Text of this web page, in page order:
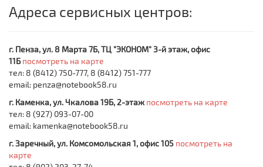
Адреса сервисных центров:
г. Пенза, ул. 8 Марта 7Б, ТЦ "ЭКОНОМ" 3-й этаж, офис
11Б посмотреть на карте
тел: 8 (8412) 750-777, 8 (8412) 751-777
email: penza@notebook58.ru
г. Каменка, ул. Чкалова 19Б, 2-этаж посмотреть на карте
тел: 8 (927) 093-07-00
email: kamenka@notebook58.ru
г. Заречный, ул. Комсомольская 1, офис 105 посмотреть на
карте